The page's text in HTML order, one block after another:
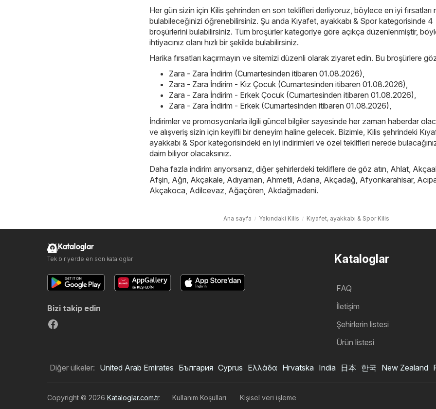
Her gün sizin için Kilis şehrinden en son teklifleri derliyoruz, böylece en iyi fırsatları
bulabileceğinizi öğrenebilirsiniz. Şu anda Kıyafet, ayakkabı & Spor kategorisinde 4
broşürlerini bulabilirsiniz. Tüm broşürler kategoriye göre açıkça düzenlenmiştir,
ihtiyacınız olanı hızlı bir şekilde bulabilirsiniz.
Harika fırsatları kaçırmayın ve sitemizi düzenli olarak ziyaret edin. Bu broşürlere
Zara - Zara İndirim (Cumartesinden itibaren 01.08.2026)
Zara - Zara İndirim - Kiz Çocuk (Cumartesinden itibaren 01.08.2026)
Zara - Zara İndirim - Erkek Çocuk (Cumartesinden itibaren 01.08.2026)
Zara - Zara İndirim - Erkek (Cumartesinden itibaren 01.08.2026)
İndirimler ve promosyonlarla ilgili güncel bilgiler sayesinde her zaman haberdar
ve alışveriş sizin için keyifli bir deneyim haline gelecek. Bizimle, Kilis şehrindeki
ayakkabı & Spor kategorisindeki en iyi indirimleri ve özel teklifleri nerede
daim biliyor olacaksınız.
Daha fazla indirim arıyorsanız, diğer şehirlerdeki tekliflere de göz atın, Ahlat
Afşin Ağrı Akçakale Adıyaman Ahmetli Adana Akçadağ Afyonkarahisar,
Akçakoca Adilcevaz Ağaçören Akdağmadeni.
Ana sayfa Yakındaki Kilis Kıyafet, ayakkabı & Spor Kilis
Kataloglar
FAQ
İletişim
Şehirlerin listesi
Ürün listesi
Kataloglar
Tek bir yerde en son kataloglar
Bizi takip edin
Diğer ülkeler: United Arab Emirates България Cyprus Ελλάδα Hrvatska India 日本 한국 New Zealand
Copyright © 2026 Kataloglar.com.tr. Kullanım Koşulları Kişisel veri işleme